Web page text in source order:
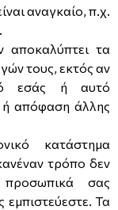
αναγκαίο, π.χ.
αποκαλύπτει τα
τους, εκτός αν
εσάς ή αυτό
ή απόφαση άλλης
κατάστημα
τρόπο δεν
προσωπικά σας
εμπιστεύεστε. Τα